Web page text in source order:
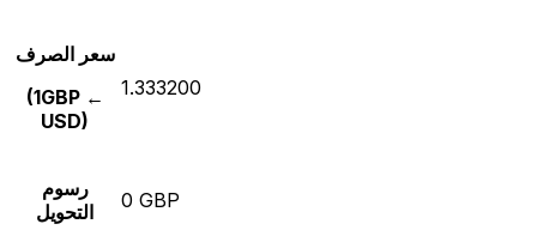
سعر الصرف
(1GBP ←
USD)
1.333200
رسوم
التحويل
0 GBP